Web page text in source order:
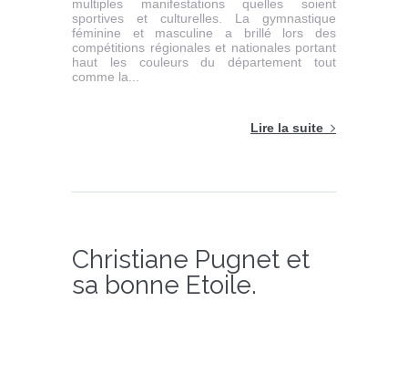
multiples manifestations quelles soient
sportives et culturelles. La gymnastique
féminine et masculine a brillé lors des
compétitions régionales et nationales portant
haut les couleurs du département tout
comme la...
Lire la suite
Christiane Pugnet et
sa bonne Etoile.